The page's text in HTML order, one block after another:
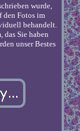
wurde,
den Fotos im
behandelt.
das Sie haben
unser Bestes